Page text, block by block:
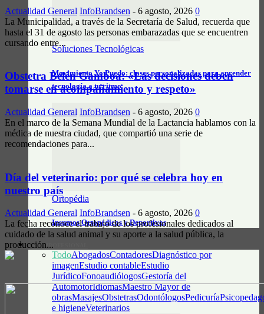
Soluciones Tecnológicas
Movimiento Yo Puedo: clases personalizadas para aprender
tecnología a tu ritmo
Ortopédia
Insumos Ortopédicos y Deportivos
GUÍA PROFESIONAL
TodoAbogadosContadoresDiagnóstico por
imagenEstudio contableEstudio
JurídicoFonoaudiólogosGestoría del
AutomotorIdiomasMaestro Mayor de
obrasMasajesObstetrasOdontólogosPedicuría
e higieneVeterinarios
Actualidad General InfoBrandsen - 6 agosto, 2026 0
La Municipalidad, a través de la Secretaría de Salud, recuerda que
hasta el 31 de agosto las personas embarazadas que se encuentren
cursando entre...
Obstetra Belén Gamboa: «Las decisiones deben
tomarse en acompañamiento y respeto»
Actualidad General InfoBrandsen - 6 agosto, 2026 0
En el marco de la Semana Mundial de la Lactancia hablamos con la
médica de nuestra ciudad, que compartió una serie de
recomendaciones para...
Día del veterinario: por qué se celebra hoy en
nuestro país
Actualidad General InfoBrandsen - 6 agosto, 2026 0
La fecha reconoce el trabajo de los profesionales dedicados al
cuidado de la salud animal y su aporte a la salud pública, la
producción...